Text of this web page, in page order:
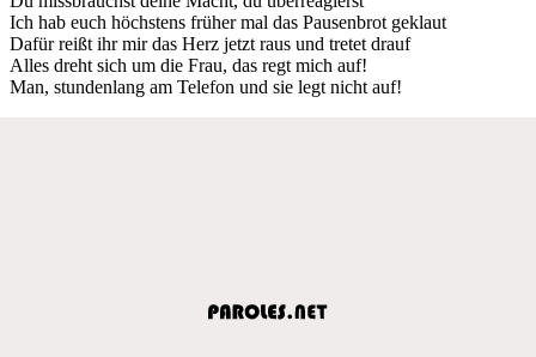
Ich hab euch höchstens früher mal das Pausenbrot geklaut
Dafür reißt ihr mir das Herz jetzt raus und tretet drauf
Alles dreht sich um die Frau, das regt mich auf!
Man, stundenlang am Telefon und sie legt nicht auf!